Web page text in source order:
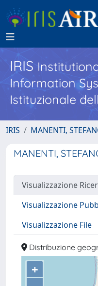
IRIS
Information
Istituzionale
IRIS MANENTI,
MANENTI,
Visualizzazione
Visualizzazione
Visualizzazione File
Distribuzione
+